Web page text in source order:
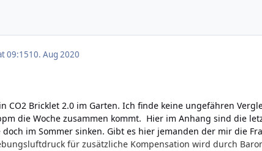
09:1510. Aug 2020
CO2 Bricklet 2.0 im Garten. Ich finde keine ungefähren
die Woche zusammen kommt. Hier im Anhang sind die
im Sommer sinken. Gibt es hier jemanden der mir die
für zusätzliche Kompensation wird durch